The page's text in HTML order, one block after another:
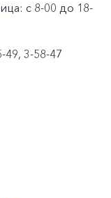
с 8-00 до 18-
49, 3-58-47